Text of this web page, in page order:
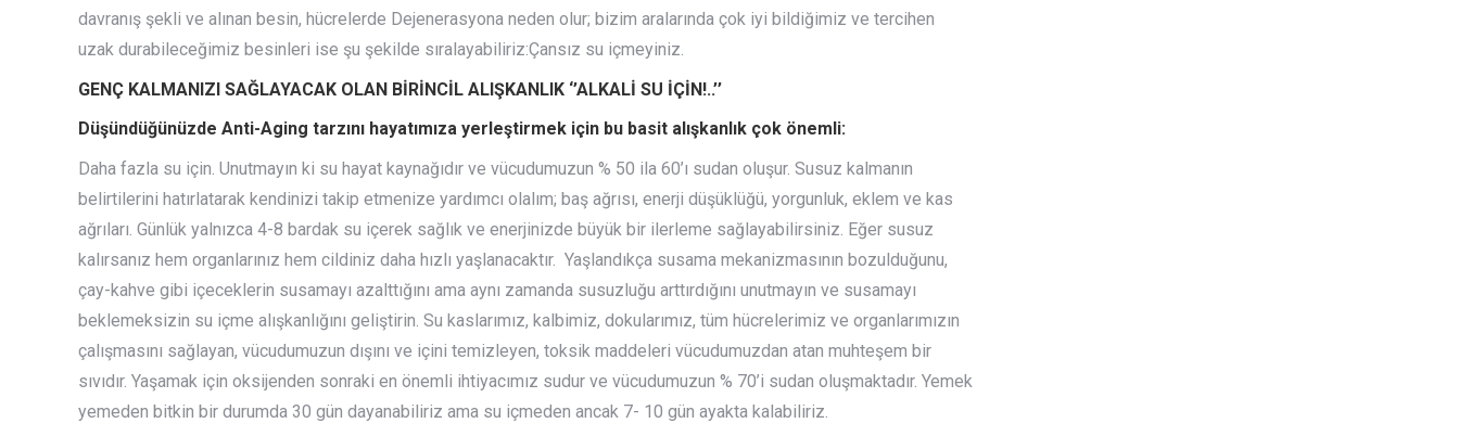
davranış şekli ve alınan besin, hücrelerde Dejenerasyona neden olur; bizim aralarında çok iyi bildiğimiz ve tercihen
uzak durabileceğimiz besinleri ise şu şekilde sıralayabiliriz:Çansız su içmeyiniz.
GENÇ KALMANIZI SAĞLAYACAK OLAN BİRİNCİL ALIŞKANLIK ‘’ALKALİ SU İÇİN!..’’
Düşündüğünüzde Anti-Aging tarzını hayatımıza yerleştirmek için bu basit alışkanlık çok önemli:
Daha fazla su için. Unutmayın ki su hayat kaynağıdır ve vücudumuzun % 50 ila 60’ı sudan oluşur. Susuz kalmanın
belirtilerini hatırlatarak kendinizi takip etmenize yardımcı olalım; baş ağrısı, enerji düşüklüğü, yorgunluk, eklem ve kas
ağrıları. Günlük yalnızca 4-8 bardak su içerek sağlık ve enerjinizde büyük bir ilerleme sağlayabilirsiniz. Eğer susuz
kalırsanız hem organlarınız hem cildiniz daha hızlı yaşlanacaktır. Yaşlandıkça susama mekanizmasının bozulduğunu,
çay-kahve gibi içeceklerin susamayı azalttığını ama aynı zamanda susuzluğu arttırdığını unutmayın ve susamayı
beklemeksizin su içme alışkanlığını geliştirin. Su kaslarımız, kalbimiz, dokularımız, tüm hücrelerimiz ve organlarımızın
çalışmasını sağlayan, vücudumuzun dışını ve içini temizleyen, toksik maddeleri vücudumuzdan atan muhteşem bir
sıvıdır. Yaşamak için oksijenden sonraki en önemli ihtiyacımız sudur ve vücudumuzun % 70’i sudan oluşmaktadır. Yemek
yemeden bitkin bir durumda 30 gün dayanabiliriz ama su içmeden ancak 7- 10 gün ayakta kalabiliriz.